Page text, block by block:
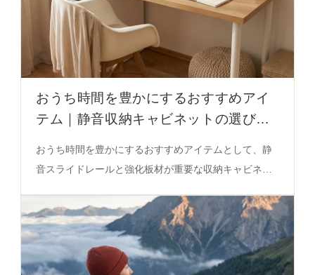
おうち時間を豊かにするおすすめアイ
テム｜静音収納キャビネットの選び方
おうち時間を豊かにするおすすめアイテムとして、静
音スライドレールと強化板材が重要な収納キャビネッ
力・使いやすさのバランスを必見。